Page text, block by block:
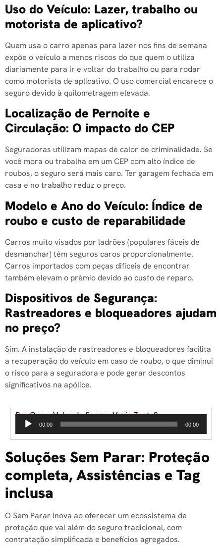
Uso do Veículo: Lazer, trabalho ou
motorista de aplicativo?
Quem usa o carro apenas para lazer nos fins de semana
expõe o veículo a menos riscos do que quem o utiliza
diariamente para ir e voltar do trabalho ou para rodar
como motorista de aplicativo. O uso comercial encarece o
seguro devido à quilometragem elevada.
Localização de Pernoite e
Circulação: O impacto do CEP
Seguradoras utilizam mapas de calor de criminalidade. Se
você mora ou trabalha em um CEP com alto índice de
roubos, o seguro será mais caro. Ter garagem fechada em
casa e no trabalho reduz o preço.
Modelo e Ano do Veículo: Índice de
roubo e custo de reparabilidade
Carros muito visados por ladrões (populares fáceis de
desmanchar) têm seguros caros proporcionalmente.
Carros importados com peças difíceis de encontrar
também elevam o prêmio devido ao custo de reparo.
Dispositivos de Segurança:
Rastreadores e bloqueadores ajudam
no preço?
Sim. A instalação de rastreadores e bloqueadores facilita
a recuperação do veículo em caso de roubo, o que diminui
o risco para a seguradora e pode gerar descontos
significativos na apólice.
Por Que o Valor do Seguro Varia Tanto?
Tocador00:00 00:00
Soluções Sem Parar: Proteção
completa, Assistências e Tag
inclusa
O Sem Parar inova ao oferecer um ecossistema de
proteção que vai além do seguro tradicional, com
contratação simplificada e benefícios agregados.